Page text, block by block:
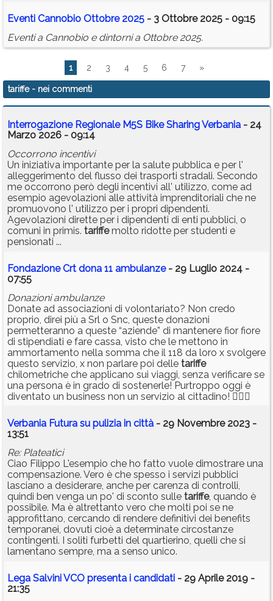
Eventi Cannobio Ottobre 2025 - 3 Ottobre 2025 - 09:15
Eventi a Cannobio e dintorni a Ottobre 2025.
1 2 3 4 5 6 7 »
tariffe- nei commenti
Interrogazione Regionale M5S Bike Sharing Verbania - 24
Marzo 2026 - 09:14
Occorrono incentivi
Un iniziativa importante per la salute pubblica e per l'
alleggerimento del flusso dei trasporti stradali. Secondo
me occorrono però degli incentivi all' utilizzo, come ad
esempio agevolazioni alle attività imprenditoriali che ne
promuovono l' utilizzo per i propri dipendenti.
Agevolazioni dirette per i dipendenti di enti pubblici, o
comuni in primis. tariffemolto ridotte per studenti e
pensionati ...
Fondazione Crt dona 11 ambulanze- 29 Luglio 2024 -
07:55
Donazioni ambulanze
Donate ad associazioni di volontariato? Non credo
proprio, direi più a Srl o Snc, queste donazioni
permetteranno a queste “aziende” di mantenere fior fiore
di stipendiati e fare cassa, visto che le mettono in
ammortamento nella somma che il 118 da loro x svolgere
questo servizio, x non parlare poi delle tariffe
chilometriche che applicano sui viaggi, senza verificare se
una persona è in grado di sostenerle! Purtroppo oggi è
diventato un business non un servizio al cittadino! 🤦🏻‍♂️
Verbania Futura su pulizia in città - 29 Novembre 2023 -
13:51
Re: Plateatici
Ciao Filippo L'esempio che ho fatto vuole dimostrare una
compensazione. Vero è che spesso i servizi pubblici
lasciano a desiderare, anche per carenza di controlli,
quindi ben venga un po' di sconto sulle tariffe, quando è
possibile. Ma è altrettanto vero che molti poi se ne
approfittano, cercando di rendere definitivi dei benefits
temporanei, dovuti cioè a determinate circostanze
contingenti. I soliti furbetti del quartierino, quelli che si
lamentano sempre, ma a senso unico.
Lega Salvini VCO presenta i candidati - 29 Aprile 2019 -
21:35